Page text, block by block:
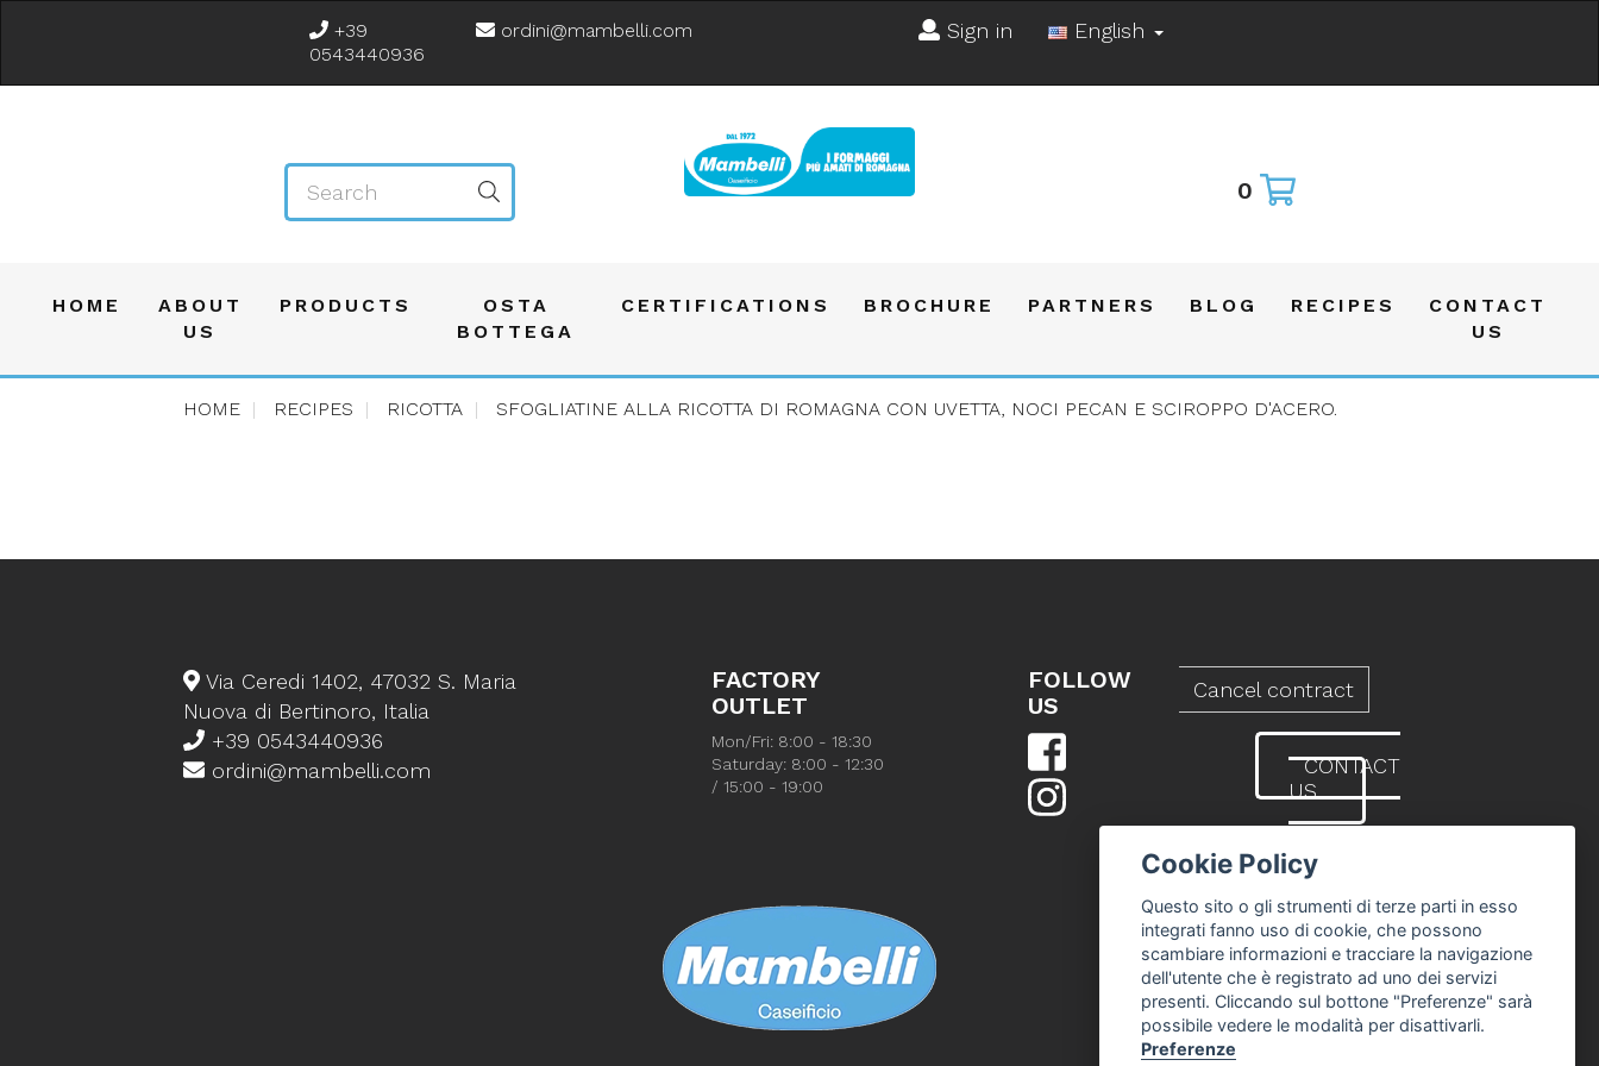
+39
0543440936
ordini@mambelli.com Sign in English
0
HOME
ABOUT
US
PRODUCTS
OSTA
BOTTEGA
CERTIFICATIONS BROCHURE PARTNERS BLOG RECIPES
CONTACT
US
HOME RECIPES RICOTTA SFOGLIATINE ALLA RICOTTA DI ROMAGNA CON UVETTA, NOCI PECAN E SCIROPPO D'ACERO.
Via Ceredi 1402, 47032 S. Maria
Nuova di Bertinoro, Italia
+39 0543440936
ordini@mambelli.com
FACTORY
OUTLET
Mon/Fri: 8:00 - 18:30
Saturday: 8:00 - 12:30
/ 15:00 - 19:00
FOLLOW
US
Cancel contract
CONTACT
US
Cookie Policy
Questo sito o gli strumenti di terze parti in esso
integrati fanno uso di cookie, che possono
scambiare informazioni e tracciare la navigazione
dell'utente che è registrato ad uno dei servizi
presenti. Cliccando sul bottone "Preferenze" sarà
possibile vedere le modalità per disattivarli.
Preferenze